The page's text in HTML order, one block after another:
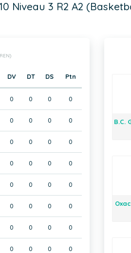
Niveau 3 R2 A2
DV DT DS Ptn
0 0 0 0
0 0 0 0
0 0 0 0
0 0 0 0
0 0 0 0
0 0 0 0
0 0 0 0
0 0 0 0
B.C.